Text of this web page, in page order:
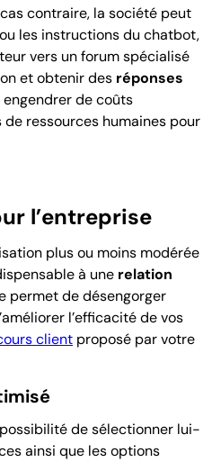
contraire, la société peut
ou les instructions du chatbot,
vers un forum spécialisé
et obtenir des réponses
engendrer de coûts
ressources humaines pour
l’entreprise
plus ou moins modérée
à une relation
permet de désengorger
l’efficacité de vos
client proposé par votre
de sélectionner lui-
ainsi que les options